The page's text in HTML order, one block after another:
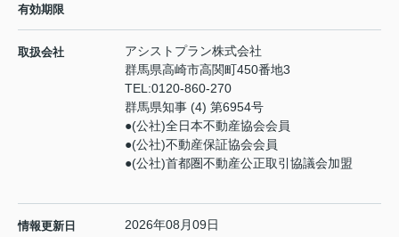
有効期限
取扱会社
アシストプラン株式会社
群馬県高崎市高関町450番地3
TEL:0120-860-270
群馬県知事 (4) 第6954号
●(公社)全日本不動産協会会員
●(公社)不動産保証協会会員
●(公社)首都圏不動産公正取引協議会加盟
情報更新日 2026年08月09日